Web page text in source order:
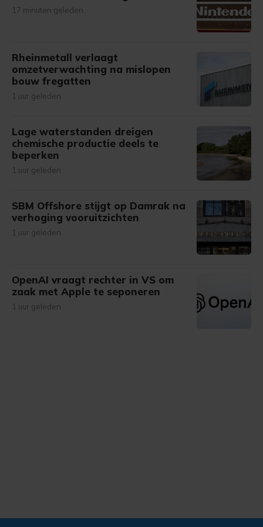
17 minuten geleden
Rheinmetall verlaagt
omzetverwachting na mislopen
bouw fregatten
1 uur geleden
Lage waterstanden dreigen
chemische productie deels te
beperken
1 uur geleden
SBM Offshore stijgt op Damrak na
verhoging vooruitzichten
1 uur geleden
OpenAI vraagt rechter in VS om
zaak met Apple te seponeren
1 uur geleden